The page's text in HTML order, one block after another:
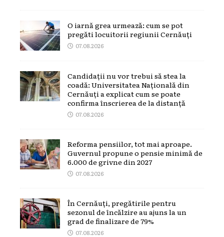
O iarnă grea urmează: cum se pot
pregăti locuitorii regiunii Cernăuți
07.08.2026
Candidații nu vor trebui să stea la
coadă: Universitatea Națională din
Cernăuți a explicat cum se poate
confirma înscrierea de la distanță
07.08.2026
Reforma pensiilor, tot mai aproape.
Guvernul propune o pensie minimă de
6.000 de grivne din 2027
07.08.2026
În Cernăuți, pregătirile pentru
sezonul de încălzire au ajuns la un
grad de finalizare de 79%
07.08.2026